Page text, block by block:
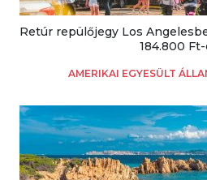
Retúr repülőjegy Los
184.800
AMERIKAI EGYESÜLT